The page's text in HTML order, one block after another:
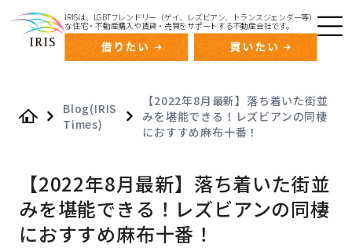
IRISは、LGBTフレンドリー（ゲイ、レズビアン、トランスジェンダー等）
な住宅・不動産購入や賃貸・売買をサポートする不動産会社です。
Blog(IRIS
Times)
【2022年8月最新】落ち着いた街並
みを堪能できる！レズビアンの同棲
におすすめ麻布十番！
【2022年8月最新】落ち着いた街並
みを堪能できる！レズビアンの同棲
におすすめ麻布十番！